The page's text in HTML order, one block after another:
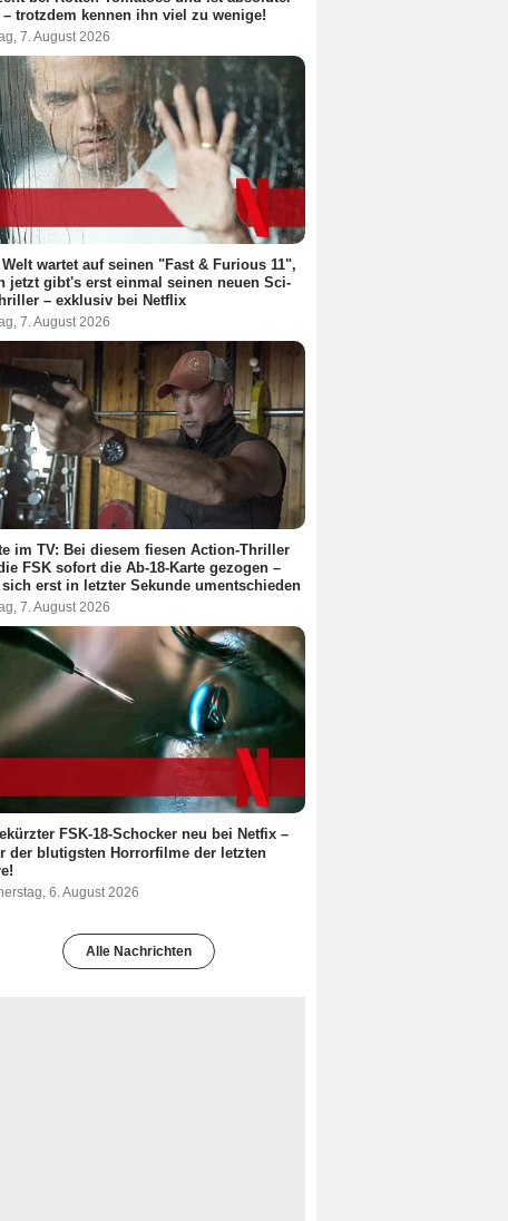
– trotzdem kennen ihn viel zu wenige!
7. August 2026
wartet auf seinen "Fast & Furious 11",
jetzt gibt's erst einmal seinen neuen Sci-
– exklusiv bei Netflix
7. August 2026
im TV: Bei diesem fiesen Action-Thriller
FSK sofort die Ab-18-Karte gezogen –
erst in letzter Sekunde umentschieden
7. August 2026
FSK-18-Schocker neu bei Netfix –
der blutigsten Horrorfilme der letzten
6. August 2026
Alle Nachrichten